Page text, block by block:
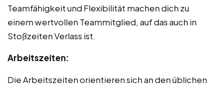
Teamfähigkeit und Flexibilität machen dich zu
einem wertvollen Teammitglied, auf das auch in
Stoßzeiten Verlass ist.
Arbeitszeiten:
Die Arbeitszeiten orientieren sich an den üblichen